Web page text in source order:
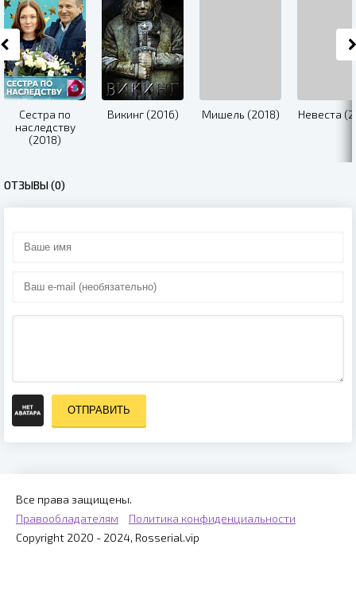
Сестра по
наследству
(2018)
Викинг (2016) Мишель (2018) Невеста
ОТЗЫВЫ (0)
ОТПРАВИТЬ
Все права защищены.
Правообладателям
Политика конфиденциальности
Copyright 2020 - 2024, Rosserial.vip